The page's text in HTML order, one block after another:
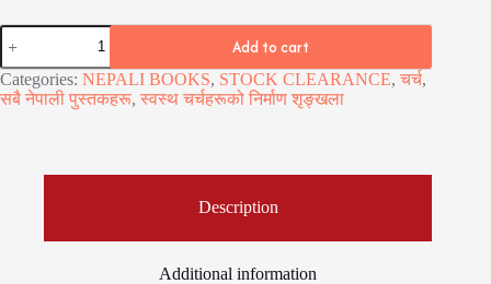
साँचो
सिद्धान्त
quantity
Add to cart
Categories: NEPALI BOOKS, STOCK CLEARANCE, चर्च,
सबै नेपाली पुस्तकहरू, स्वस्थ चर्चहरूको निर्माण शृङ्खला
Description
Additional information